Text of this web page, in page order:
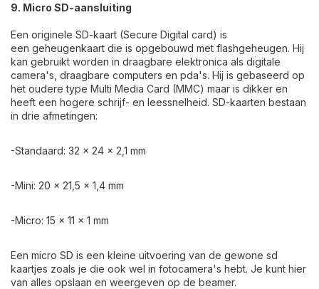
9. Micro SD-aansluiting
Een originele SD-kaart (Secure Digital card) is
een geheugenkaart die is opgebouwd met flashgeheugen. Hij
kan gebruikt worden in draagbare elektronica als digitale
camera's, draagbare computers en pda's. Hij is gebaseerd op
het oudere type Multi Media Card (MMC) maar is dikker en
heeft een hogere schrijf- en leessnelheid. SD-kaarten bestaan
in drie afmetingen:
-Standaard: 32 × 24 × 2,1 mm
-Mini: 20 × 21,5 × 1,4 mm
-Micro: 15 × 11 × 1 mm
Een micro SD is een kleine uitvoering van de gewone sd
kaartjes zoals je die ook wel in fotocamera's hebt. Je kunt hier
van alles opslaan en weergeven op de beamer.